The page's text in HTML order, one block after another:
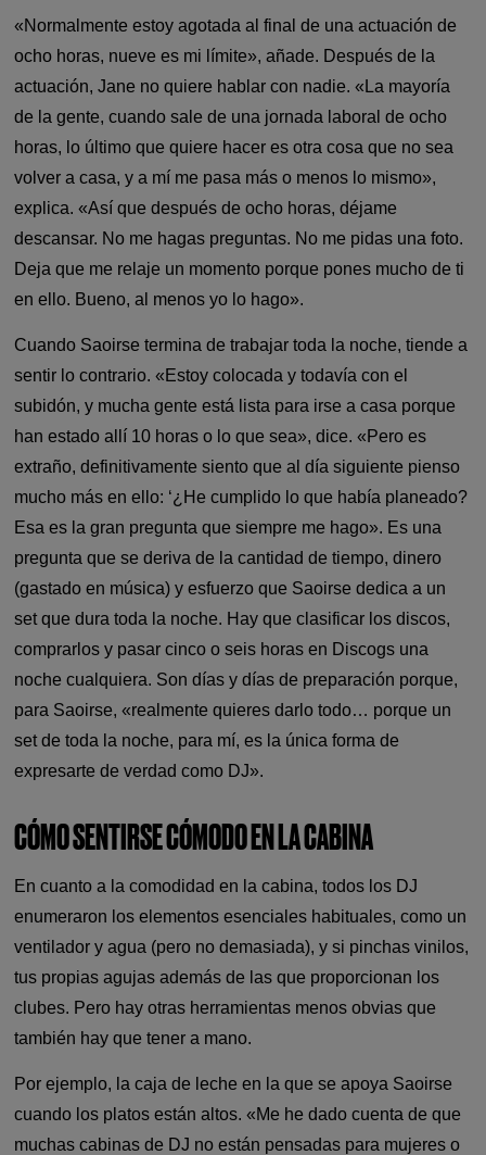
«Normalmente estoy agotada al final de una actuación de
ocho horas, nueve es mi límite», añade. Después de la
actuación, Jane no quiere hablar con nadie. «La mayoría
de la gente, cuando sale de una jornada laboral de ocho
horas, lo último que quiere hacer es otra cosa que no sea
volver a casa, y a mí me pasa más o menos lo mismo»,
explica. «Así que después de ocho horas, déjame
descansar. No me hagas preguntas. No me pidas una foto.
Deja que me relaje un momento porque pones mucho de ti
en ello. Bueno, al menos yo lo hago».
Cuando Saoirse termina de trabajar toda la noche, tiende a
sentir lo contrario. «Estoy colocada y todavía con el
subidón, y mucha gente está lista para irse a casa porque
han estado allí 10 horas o lo que sea», dice. «Pero es
extraño, definitivamente siento que al día siguiente pienso
mucho más en ello: ‘¿He cumplido lo que había planeado?
Esa es la gran pregunta que siempre me hago». Es una
pregunta que se deriva de la cantidad de tiempo, dinero
(gastado en música) y esfuerzo que Saoirse dedica a un
set que dura toda la noche. Hay que clasificar los discos,
comprarlos y pasar cinco o seis horas en Discogs una
noche cualquiera. Son días y días de preparación porque,
para Saoirse, «realmente quieres darlo todo… porque un
set de toda la noche, para mí, es la única forma de
expresarte de verdad como DJ».
CÓMO SENTIRSE CÓMODO EN LA CABINA
En cuanto a la comodidad en la cabina, todos los DJ
enumeraron los elementos esenciales habituales, como un
ventilador y agua (pero no demasiada), y si pinchas vinilos,
tus propias agujas además de las que proporcionan los
clubes. Pero hay otras herramientas menos obvias que
también hay que tener a mano.
Por ejemplo, la caja de leche en la que se apoya Saoirse
cuando los platos están altos. «Me he dado cuenta de que
muchas cabinas de DJ no están pensadas para mujeres o